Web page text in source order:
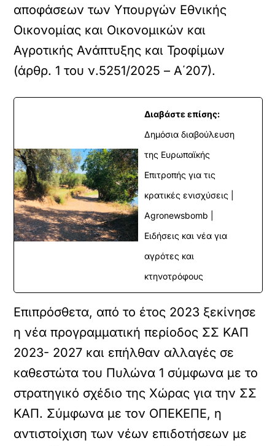
αποφάσεων των Υπουργών Εθνικής
Οικονομίας και Οικονομικών και
Αγροτικής Ανάπτυξης και Τροφίμων
(άρθρ. 1 του ν.5251/2025 – Α΄207).
Διαβάστε επίσης:
Δημόσια διαβούλευση
της Ευρωπαϊκής
Επιτροπής για τις
κρατικές ενισχύσεις |
Agronewsbomb |
Ειδήσεις και νέα για
αγρότες και
κτηνοτρόφους
Επιπρόσθετα, από το έτος 2023 ξεκίνησε
η νέα προγραμματική περίοδος ΣΣ ΚΑΠ
2023- 2027 και επήλθαν αλλαγές σε
καθεστώτα του Πυλώνα 1 σύμφωνα με το
στρατηγικό σχέδιο της Χώρας για την ΣΣ
ΚΑΠ. Σύμφωνα με τον ΟΠΕΚΕΠΕ, η
αντιστοίχιση των νέων επιδοτήσεων με